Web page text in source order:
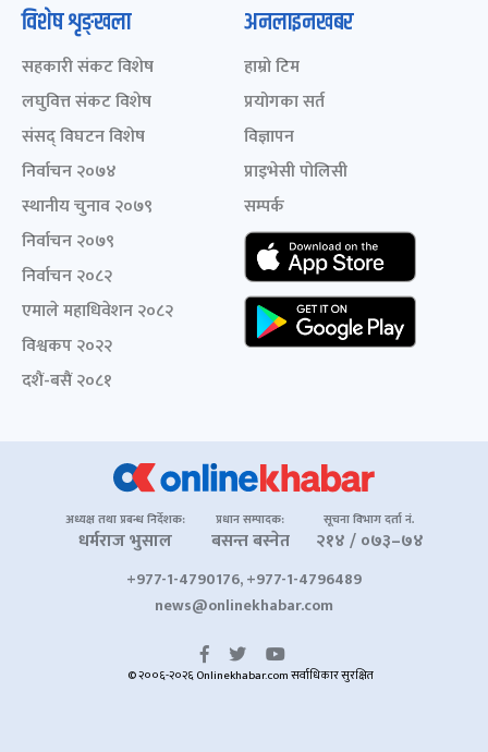
विशेष शृङ्खला
सहकारी संकट विशेष
लघुवित्त संकट विशेष
संसद् विघटन विशेष
निर्वाचन २०७४
स्थानीय चुनाव २०७९
निर्वाचन २०७९
निर्वाचन २०८२
एमाले महाधिवेशन २०८२
विश्वकप २०२२
दशैं-बसैं २०८१
अनलाइनखबर
हाम्रो टिम
प्रयोगका सर्त
विज्ञापन
प्राइभेसी पोलिसी
सम्पर्क
अध्यक्ष तथा प्रबन्ध निर्देशक:
धर्मराज भुसाल
प्रधान सम्पादक:
बसन्त बस्नेत
सूचना विभाग दर्ता नं.
२१४ / ०७३–७४
+977-1-4790176, +977-1-4796489
news@onlinekhabar.com
© २००६-२०२६ Onlinekhabar.com सर्वाधिकार सुरक्षित